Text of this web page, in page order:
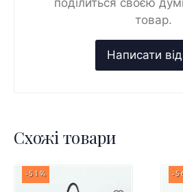
товар.
Схожі товари
-51% -